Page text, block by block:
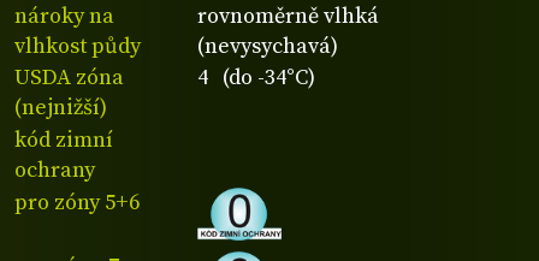
nároky na
vlhkost půdy
rovnoměrně vlhká
(nevysychavá)
USDA zóna
(nejnižší)
4 (do -34°C)
kód zimní
ochrany
pro zóny 5+6